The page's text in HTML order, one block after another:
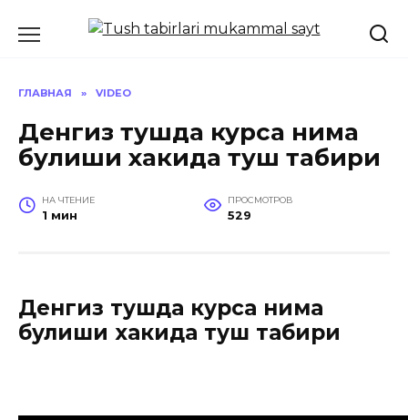
ГЛАВНАЯ » VIDEO
Денгиз тушда курса нима
булиши хакида туш табири
НА ЧТЕНИЕ
1 мин
ПРОСМОТРОВ
529
Денгиз тушда курса нима
булиши хакида туш табири